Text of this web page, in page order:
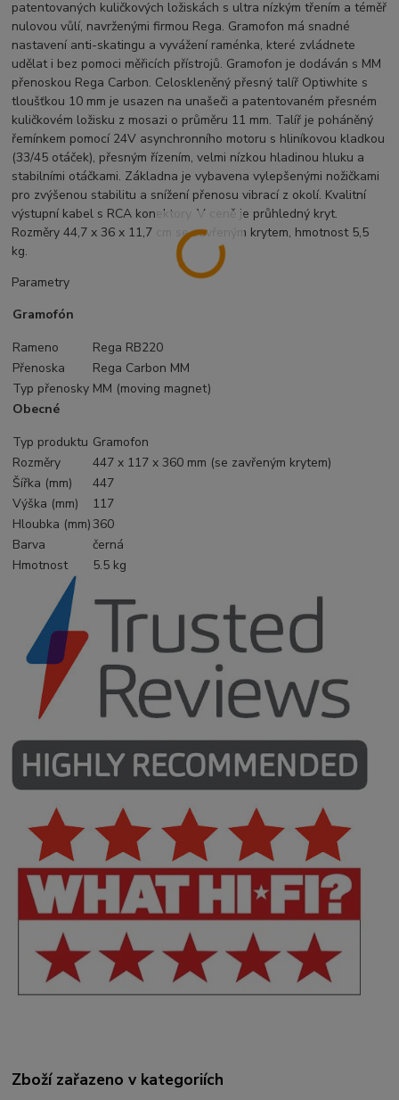
patentovaných kuličkových ložiskách s ultra nízkým třením a téměř
nulovou vůlí, navrženými firmou Rega. Gramofon má snadné
nastavení anti-skatingu a vyvážení raménka, které zvládnete
udělat i bez pomoci měřicích přístrojů. Gramofon je dodáván s MM
přenoskou Rega Carbon. Celoskleněný přesný talíř Optiwhite s
tloušťkou 10 mm je usazen na unašeči a patentovaném přesném
kuličkovém ložisku z mosazi o průměru 11 mm. Talíř je poháněný
řemínkem pomocí 24V asynchronního motoru s hliníkovou kladkou
(33/45 otáček), přesným řízením, velmi nízkou hladinou hluku a
stabilními otáčkami. Základna je vybavena vylepšenými nožičkami
pro zvýšenou stabilitu a snížení přenosu vibrací z okolí. Kvalitní
výstupní kabel s RCA konektory. V ceně je průhledný kryt.
Rozměry 44,7 x 36 x 11,7 cm se zavřeným krytem, hmotnost 5,5
kg.
Parametry
Gramofón
Rameno
Rega RB220
Přenoska
Rega Carbon MM
Typ přenosky MM (moving magnet)
Obecné
Typ produktu Gramofon
Rozměry
447 x 117 x 360 mm (se zavřeným krytem)
Šířka (mm)
447
Výška (mm)
117
Hloubka (mm)360
Barva
černá
Hmotnost
5.5 kg
Zboží zařazeno v kategoriích